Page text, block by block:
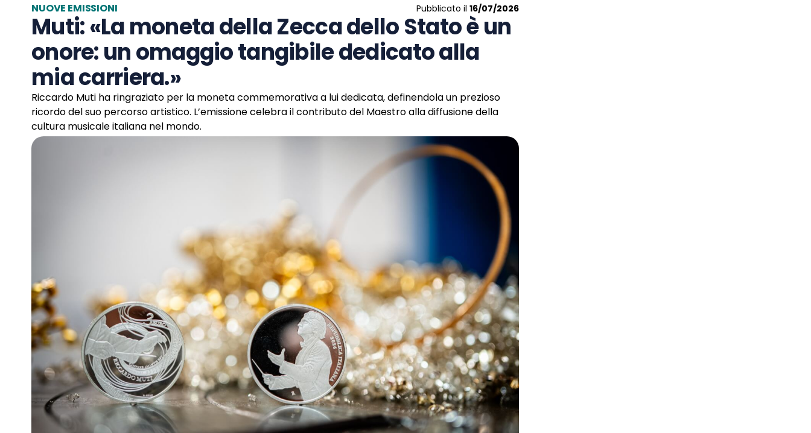
NUOVE EMISSIONI Pubblicato il 16/07/2026
Muti: «La moneta della Zecca dello Stato è un
onore: un omaggio tangibile dedicato alla
mia carriera.»
Riccardo Muti ha ringraziato per la moneta commemorativa a lui dedicata, definendola un prezioso
ricordo del suo percorso artistico. L’emissione celebra il contributo del Maestro alla diffusione della
cultura musicale italiana nel mondo.